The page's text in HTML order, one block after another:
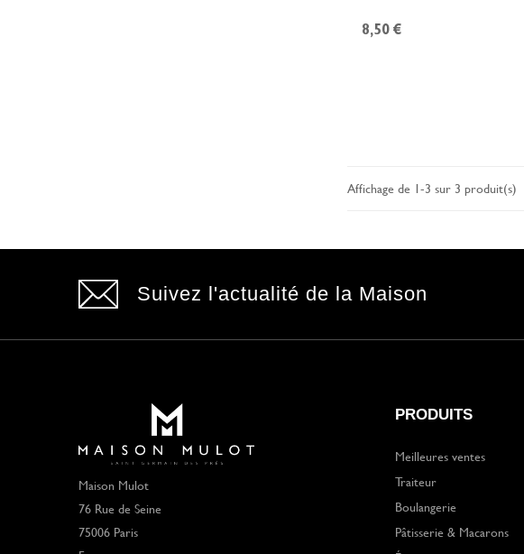
8,50 €
Affichage de 1-3 sur 3 produit(s)
Suivez l'actualité de la Maison
Maison Mulot
76 Rue de Seine
75006 Paris
PRODUITS
Meilleures ventes
Traiteur
Boulangerie
Pâtisserie & Macarons